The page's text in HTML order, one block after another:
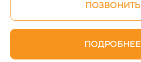
ПОЗВОНИТЬ
ПОДРОБНЕЕ